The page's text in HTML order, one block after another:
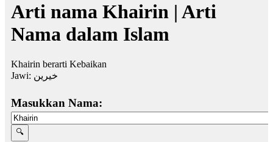
Arti nama Khairin | Arti
Nama dalam Islam
Khairin berarti Kebaikan
Jawi: خيرين
Masukkan Nama: